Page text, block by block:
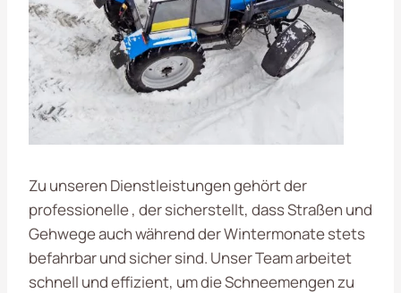
Zu unseren Dienstleistungen gehört der
professionelle , der sicherstellt, dass Straßen und
Gehwege auch während der Wintermonate stets
befahrbar und sicher sind. Unser Team arbeitet
schnell und effizient, um die Schneemengen zu